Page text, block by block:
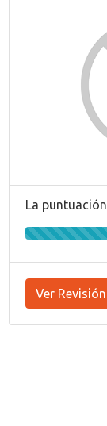
La
Ver Revisión